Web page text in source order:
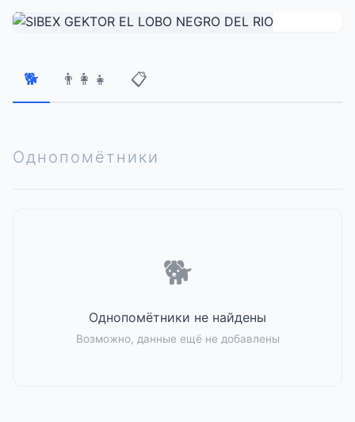
🐕 👨‍👩‍👧 📋
Однопомётники
🐕
Однопомётники не найдены
Возможно, данные ещё не добавлены